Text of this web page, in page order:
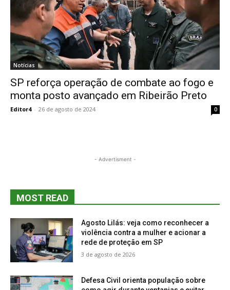
Notícias
SP reforça operação de combate ao fogo e
monta posto avançado em Ribeirão Preto
Editor4 - 26 de agosto de 2024 0
- Advertisment -
MOST READ
Agosto Lilás: veja como reconhecer a
violência contra a mulher e acionar a
rede de proteção em SP
3 de agosto de 2026
Defesa Civil orienta população sobre